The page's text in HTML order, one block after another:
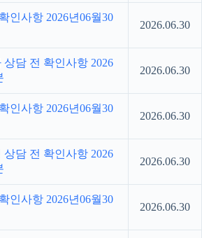
인사항 2026년06월30
2026.06.30
담 전 확인사항 2026
2026.06.30
인사항 2026년06월30
2026.06.30
담 전 확인사항 2026
2026.06.30
인사항 2026년06월30
2026.06.30